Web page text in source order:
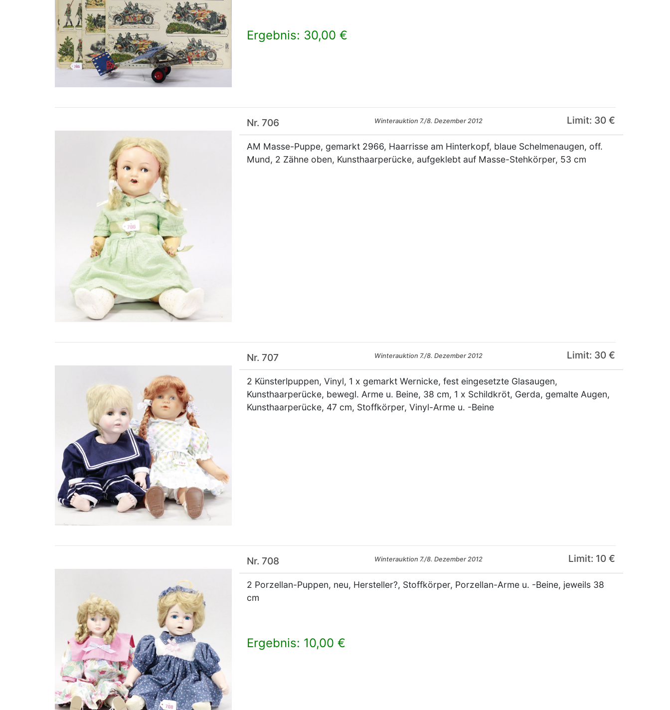
Ergebnis: 30,00 €
Nr. 706 Winterauktion 7./8. Dezember 2012 Limit: 30 €
AM Masse-Puppe, gemarkt 2966, Haarrisse am Hinterkopf, blaue Schelmenaugen, off.
Mund, 2 Zähne oben, Kunsthaarperücke, aufgeklebt auf Masse-Stehkörper, 53 cm
Nr. 707 Winterauktion 7./8. Dezember 2012 Limit: 30 €
2 Künsterlpuppen, Vinyl, 1 x gemarkt Wernicke, fest eingesetzte Glasaugen,
Kunsthaarperücke, bewegl. Arme u. Beine, 38 cm, 1 x Schildkröt, Gerda, gemalte Augen,
Kunsthaarperücke, 47 cm, Stoffkörper, Vinyl-Arme u. -Beine
Nr. 708 Winterauktion 7./8. Dezember 2012 Limit: 10 €
2 Porzellan-Puppen, neu, Hersteller?, Stoffkörper, Porzellan-Arme u. -Beine, jeweils 38
cm
Ergebnis: 10,00 €